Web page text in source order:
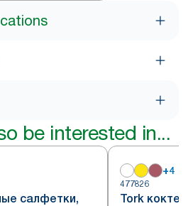
be interested in...
салфетки,
+4
477826
Tork